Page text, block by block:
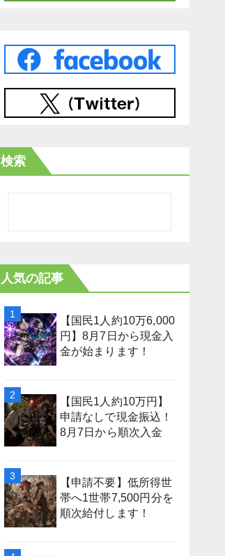
検索
人気の記事
【国民1人約10万6,000
円】8月7日から現金入
金が始まります！
【国民1人約10万円】
申請なしで現金振込！
8月7日から順次入金
【申請不要】低所得世
帯へ1世帯7,500円分を
順次給付します！